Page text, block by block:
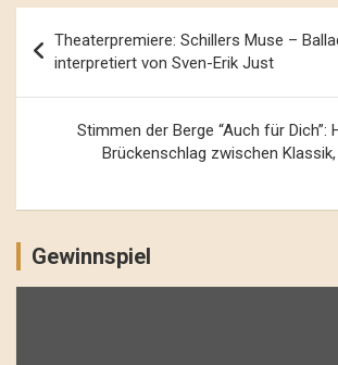
Navigation
Theaterpremiere: Schillers Muse –
interpretiert von Sven-Erik Just
Stimmen der Berge “Auch für Dich”:
Brückenschlag zwischen
Gewinnspiel